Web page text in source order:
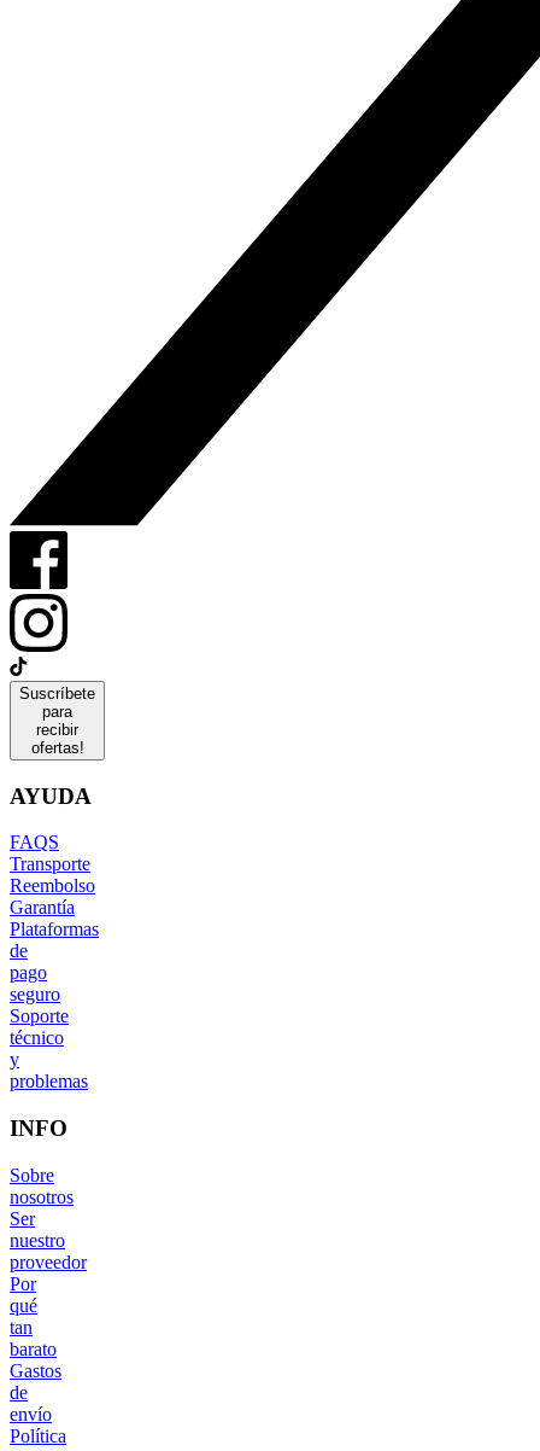
Suscríbete
para
recibir
ofertas!
AYUDA
FAQS
Transporte
Reembolso
Garantía
Plataformas
de
pago
seguro
Soporte
técnico
y
problemas
INFO
Sobre
nosotros
Ser
nuestro
proveedor
Por
qué
tan
barato
Gastos
de
envío
Política